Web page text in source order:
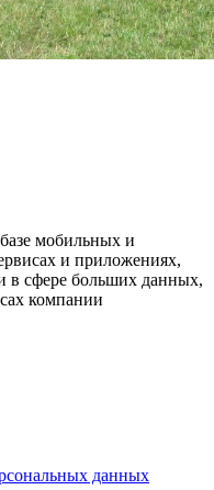
мобильных и
и приложениях,
в сфере больших данных,
компании
данных